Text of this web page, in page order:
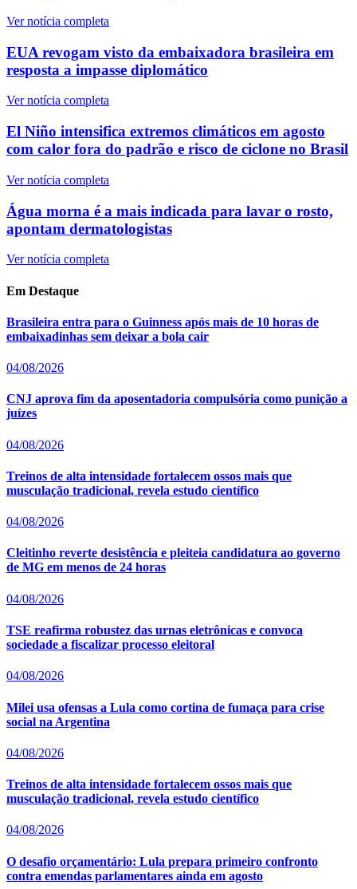
Ver notícia completa
EUA revogam visto da embaixadora brasileira em
resposta a impasse diplomático
Ver notícia completa
El Niño intensifica extremos climáticos em agosto
com calor fora do padrão e risco de ciclone no Brasil
Ver notícia completa
Água morna é a mais indicada para lavar o rosto,
apontam dermatologistas
Ver notícia completa
Em Destaque
Brasileira entra para o Guinness após mais de 10 horas de
embaixadinhas sem deixar a bola cair
04/08/2026
CNJ aprova fim da aposentadoria compulsória como punição a
juízes
04/08/2026
Treinos de alta intensidade fortalecem ossos mais que
musculação tradicional, revela estudo científico
04/08/2026
Cleitinho reverte desistência e pleiteia candidatura ao governo
de MG em menos de 24 horas
04/08/2026
TSE reafirma robustez das urnas eletrônicas e convoca
sociedade a fiscalizar processo eleitoral
04/08/2026
Milei usa ofensas a Lula como cortina de fumaça para crise
social na Argentina
04/08/2026
Treinos de alta intensidade fortalecem ossos mais que
musculação tradicional, revela estudo científico
04/08/2026
O desafio orçamentário: Lula prepara primeiro confronto
contra emendas parlamentares ainda em agosto